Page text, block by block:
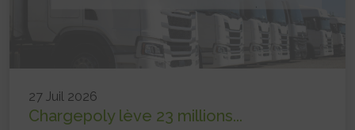
27 Juil 2026
Chargepoly lève 23 millions...